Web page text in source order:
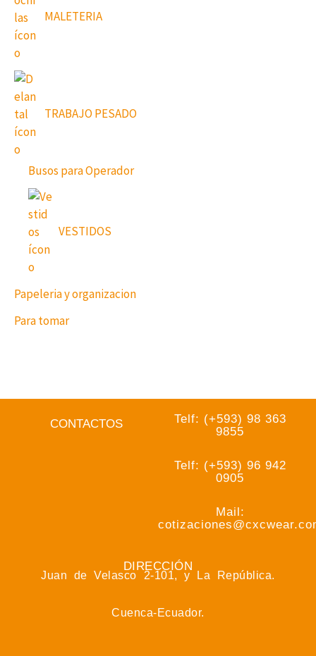
MALETERIA
TRABAJO PESADO
Busos para Operador
VESTIDOS
Papeleria y organizacion
Para tomar
CONTACTOS
Telf: (+593) 98 363
9855
Telf: (+593) 96 942
0905
Mail:
DIRECCIÓN
Juan de Velasco 2-101, y La República.
Cuenca-Ecuador.